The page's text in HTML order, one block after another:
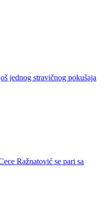
jednog stravičnog pokušaja
Ražnatović se pari sa